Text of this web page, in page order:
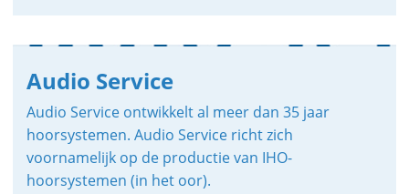
Audio Service
Audio Service ontwikkelt al meer dan 35 jaar
hoorsystemen. Audio Service richt zich
voornamelijk op de productie van IHO-
hoorsystemen (in het oor).